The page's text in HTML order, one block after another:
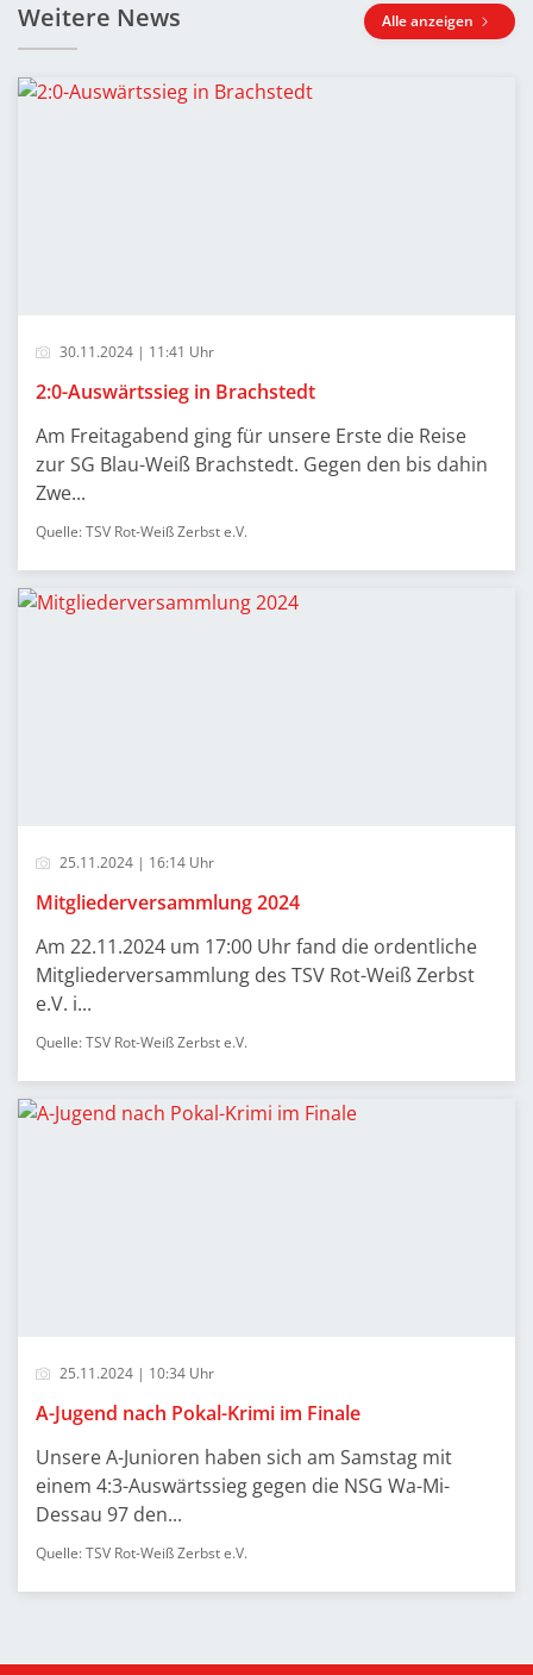
Weitere News Alle anzeigen
30.11.2024 | 11:41 Uhr
2:0-Auswärtssieg in Brachstedt
Am Freitagabend ging für unsere Erste die Reise
zur SG Blau-Weiß Brachstedt. Gegen den bis dahin
Zwe...
Quelle: TSV Rot-Weiß Zerbst e.V.
25.11.2024 | 16:14 Uhr
Mitgliederversammlung 2024
Am 22.11.2024 um 17:00 Uhr fand die ordentliche
Mitgliederversammlung des TSV Rot-Weiß Zerbst
e.V. i...
Quelle: TSV Rot-Weiß Zerbst e.V.
25.11.2024 | 10:34 Uhr
A-Jugend nach Pokal-Krimi im Finale
Unsere A-Junioren haben sich am Samstag mit
einem 4:3-Auswärtssieg gegen die NSG Wa-Mi-
Dessau 97 den...
Quelle: TSV Rot-Weiß Zerbst e.V.